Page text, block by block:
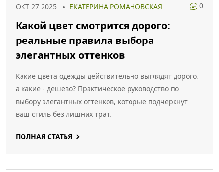
ОКТ 27 2025 ЕКАТЕРИНА РОМАНОВСКАЯ 0
Какой цвет смотрится дорого:
реальные правила выбора
элегантных оттенков
Какие цвета одежды действительно выглядят дорого,
а какие - дешево? Практическое руководство по
выбору элегантных оттенков, которые подчеркнут
ваш стиль без лишних трат.
ПОЛНАЯ СТАТЬЯ